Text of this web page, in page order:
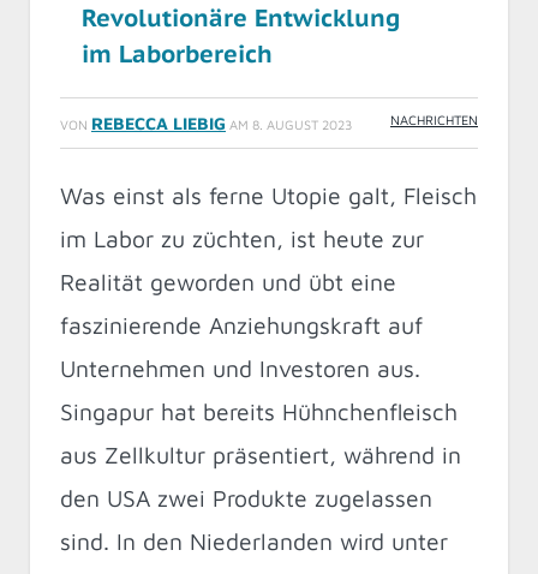
Revolutionäre Entwicklung
im Laborbereich
VON REBECCA LIEBIG AM 8. AUGUST 2023 NACHRICHTEN
Was einst als ferne Utopie galt, Fleisch
im Labor zu züchten, ist heute zur
Realität geworden und übt eine
faszinierende Anziehungskraft auf
Unternehmen und Investoren aus.
Singapur hat bereits Hühnchenfleisch
aus Zellkultur präsentiert, während in
den USA zwei Produkte zugelassen
sind. In den Niederlanden wird unter